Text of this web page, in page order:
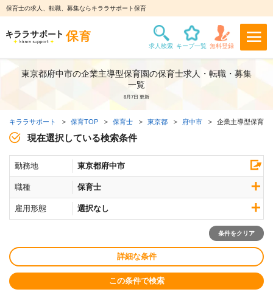
保育士の求人、転職、募集ならキララサポート保育
東京都府中市の企業主導型保育園の保育士求人・転職・募集
一覧
8月7日 更新
キララサポート 保育TOP 保育士 東京都 府中市 企業主導型保育園
現在選択している検索条件
勤務地 東京都府中市
職種 保育士
雇用形態 選択なし
条件をクリア
詳細な条件
この条件で検索